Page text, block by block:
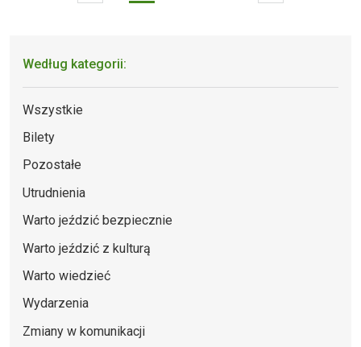
Według kategorii:
Wszystkie
Bilety
Pozostałe
Utrudnienia
Warto jeździć bezpiecznie
Warto jeździć z kulturą
Warto wiedzieć
Wydarzenia
Zmiany w komunikacji